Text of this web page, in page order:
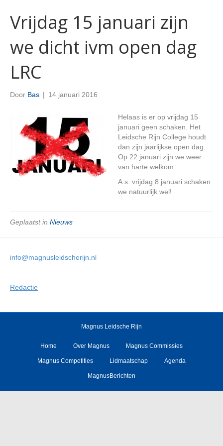
Vrijdag 15 januari zijn
we dicht ivm open dag
LRC
Door Bas | 14 januari 2016
Helaas is er op vrijdag 15
januari geen schaken. Het
Leidsche Rijn College houdt
dan zijn jaarlijkse open dag.
Op 22 januari zijn we weer
van harte welkom.
A.s. vrijdag 8 januari schaken
we natuurlijk wel!
Geplaatst in Nieuws
info@magnusleidscherijn.nl
Redactie
Magnus Leidsche Rijn
Home Over Magnus Magnus Commissies
Magnus Competities Lidmaatschap Agenda
MagnusBerichten